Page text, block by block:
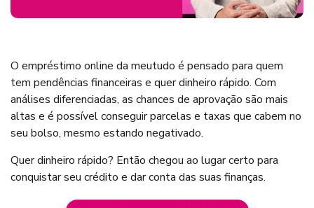
O empréstimo online da meutudo é pensado para quem
tem pendências financeiras e quer dinheiro rápido. Com
análises diferenciadas, as chances de aprovação são mais
altas e é possível conseguir parcelas e taxas que cabem no
seu bolso, mesmo estando negativado.
Quer dinheiro rápido? Então chegou ao lugar certo para
conquistar seu crédito e dar conta das suas finanças.